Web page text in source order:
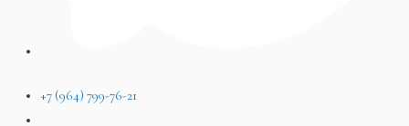
+7 (964) 799-76-21